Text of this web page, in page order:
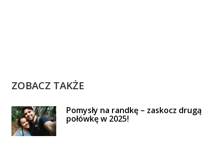
ZOBACZ TAKŻE
Pomysły na randkę – zaskocz drugą
połówkę w 2025!